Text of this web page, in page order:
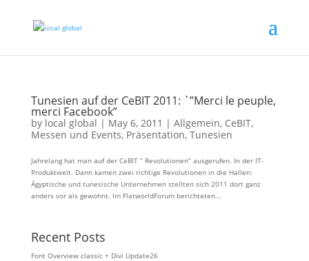
Tunesien auf der CeBIT 2011: `”Merci le peuple,
merci Facebook”
by local global | May 6, 2011 | Allgemein, CeBIT,
Messen und Events, Präsentation, Tunesien
Jahrelang hat man auf der CeBIT ” Revolutionen” ausgerufen. In der IT-
Produktwelt. Dann kamen zwei richtige Revolutionen in die Hallen:
Ägyptische und tunesische Unternehmen stellten sich 2011 dort ganz
anders vor als gewohnt. Im FlatworldForum berichteten...
Recent Posts
Font Overview classic + Divi Update26